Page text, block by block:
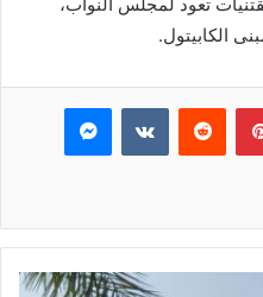
الكابيتول.
بينتيريست ماسنجر